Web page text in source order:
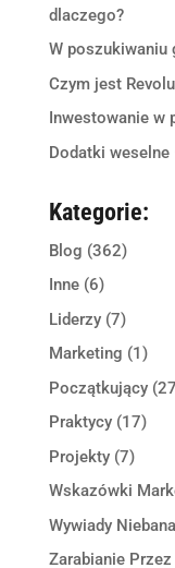
dlaczego?
W poszukiwaniu
Czym jest
Inwestowanie w
Dodatki
Kategorie:
Blog (362)
Inne(6)
Liderzy(7)
Marketing (1)
Początkujący
Praktycy(17)
Projekty(7)
Wskazówki
Wywiady
Zarabianie